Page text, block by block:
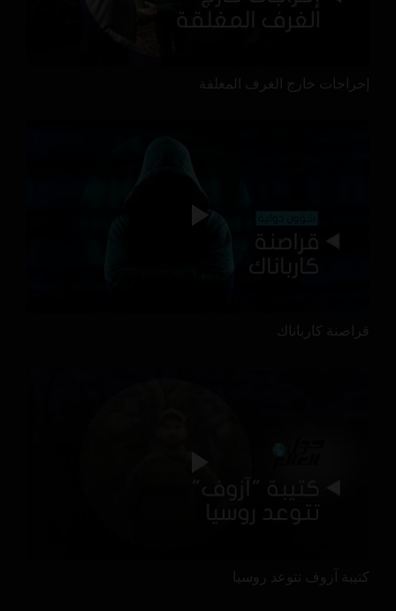
إحراجات خارج الغرف المغلقة
قراصنة كارباناك
كتيبة آزوف تتوعد روسيا